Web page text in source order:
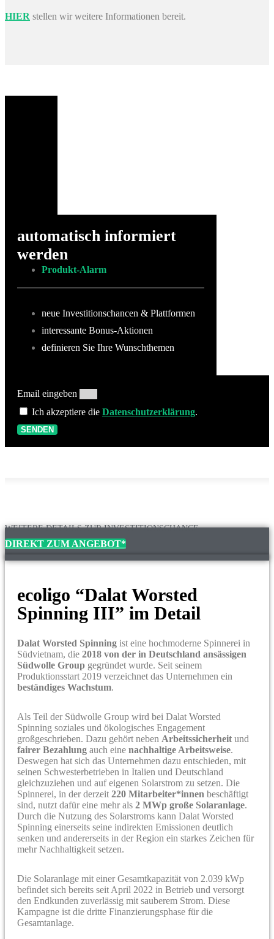
HIER stellen wir weitere Informationen bereit.
automatisch informiert
werden
Produkt-Alarm
neue Investitionschancen & Plattformen
interessante Bonus-Aktionen
definieren Sie Ihre Wunschthemen
Email eingeben
Ich akzeptiere die Datenschutzerklärung.
SENDEN
WEITERE DETAILS ZUR INVESTITIONSCHANCE
DIREKT ZUM ANGEBOT*
ecoligo “Dalat Worsted
Spinning III” im Detail
Dalat Worsted Spinning ist eine hochmoderne Spinnerei in
Südvietnam, die 2018 von der in Deutschland ansässigen
Südwolle Group gegründet wurde. Seit seinem
Produktionsstart 2019 verzeichnet das Unternehmen ein
beständiges Wachstum.
Als Teil der Südwolle Group wird bei Dalat Worsted
Spinning soziales und ökologisches Engagement
großgeschrieben. Dazu gehört neben Arbeitssicherheit und
fairer Bezahlung auch eine nachhaltige Arbeitsweise.
Deswegen hat sich das Unternehmen dazu entschieden, mit
seinen Schwesterbetrieben in Italien und Deutschland
gleichzuziehen und auf eigenen Solarstrom zu setzen. Die
Spinnerei, in der derzeit 220 Mitarbeiter*innen beschäftigt
sind, nutzt dafür eine mehr als 2 MWp große Solaranlage.
Durch die Nutzung des Solarstroms kann Dalat Worsted
Spinning einerseits seine indirekten Emissionen deutlich
senken und andererseits in der Region ein starkes Zeichen für
mehr Nachhaltigkeit setzen.
Die Solaranlage mit einer Gesamtkapazität von 2.039 kWp
befindet sich bereits seit April 2022 in Betrieb und versorgt
den Endkunden zuverlässig mit sauberem Strom. Diese
Kampagne ist die dritte Finanzierungsphase für die
Gesamtanlage.